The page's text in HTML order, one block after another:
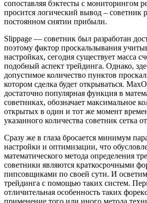
сопоставляя бэктесты с мониторингом
просится логический вывод – советник
постоянном снятии прибыли.
Slippage — советник был разработан
поэтому фактор проскальзывания
настройках, сегодня существует масса
подобный аспект трейдинга. Однако,
допустимое количество пунктов
котором сделка будет открываться.
достаточно популярная функция в
советниках, обозначает максимальное
открытых в один и тот же момент
указанного количества советник сетка
Сразу же в глаза бросается минимум
настройки и оптимизации, что
математического метода определения
советники являются краткосрочными
пипсовщиками по своей сути. И
трейдинга с помощью таких систем.
отличительная особенность таких
применение того или иного метода